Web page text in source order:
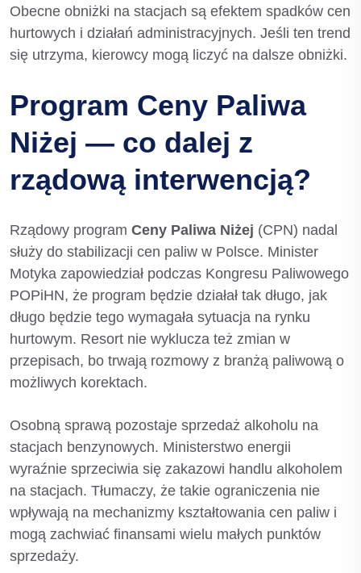
Obecne obniżki na stacjach są efektem spadków cen
hurtowych i działań administracyjnych. Jeśli ten trend
się utrzyma, kierowcy mogą liczyć na dalsze obniżki.
Program Ceny Paliwa
Niżej — co dalej z
rządową interwencją?
Rządowy program Ceny Paliwa Niżej (CPN) nadal
służy do stabilizacji cen paliw w Polsce. Minister
Motyka zapowiedział podczas Kongresu Paliwowego
POPiHN, że program będzie działał tak długo, jak
długo będzie tego wymagała sytuacja na rynku
hurtowym. Resort nie wyklucza też zmian w
przepisach, bo trwają rozmowy z branżą paliwową o
możliwych korektach.
Osobną sprawą pozostaje sprzedaż alkoholu na
stacjach benzynowych. Ministerstwo energii
wyraźnie sprzeciwia się zakazowi handlu alkoholem
na stacjach. Tłumaczy, że takie ograniczenia nie
wpływają na mechanizmy kształtowania cen paliw i
mogą zachwiać finansami wielu małych punktów
sprzedaży.